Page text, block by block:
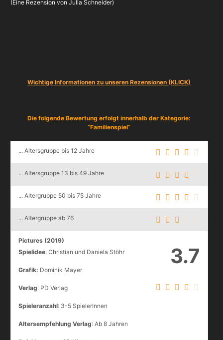
(Eine Rezension von Julia Schneider)
Wichtige Informationen zu unseren Rezensionen (KLICK)
Die folgende Bewertung erfolgt innerhalb der Kategorie:
“Familienspiel“
... Altersgruppe bis 12 Jahre
... Altersgruppe 13 bis 49 Jahre
... Altergruppe 50 bis 75 Jahre
... Altergruppe ab 76
3.7
Pictures (2019)
Spielidee: Christian und Daniela Stöhr
Grafik: Dominik Mayer
Verlag: PD Verlag
Spieleranzahl: 3-5 SpielerInnen
Altersempfehlung Verlag: Ab 8 Jahren